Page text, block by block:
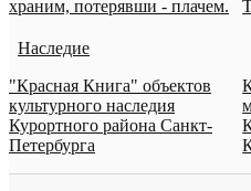
храним, потерявши - плачем.
Наследие
"Красная Книга" объектов
культурного наследия
Курортного района Санкт-
Петербурга